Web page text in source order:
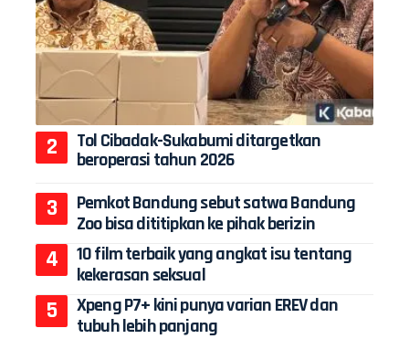
Tol Cibadak-Sukabumi ditargetkan
beroperasi tahun 2026
Pemkot Bandung sebut satwa Bandung
Zoo bisa dititipkan ke pihak berizin
10 film terbaik yang angkat isu tentang
kekerasan seksual
Xpeng P7+ kini punya varian EREV dan
tubuh lebih panjang